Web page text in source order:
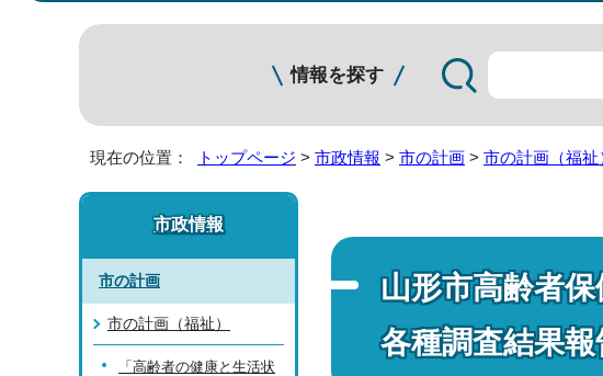
情報を探す
現在の位置： トップページ > 市政情報 > 市の計画 > 市の計画（福祉
山形市高齢者
各種調査結果報
市政情報
市の計画
市の計画（福祉）
「高齢者の健康と生活状